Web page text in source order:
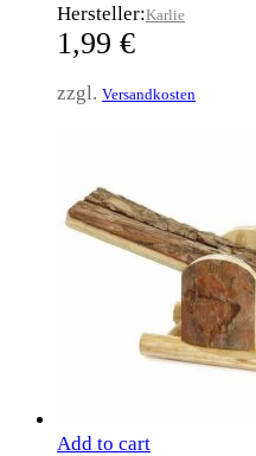
Hersteller:Karlie
1,99 €
zzgl. Versandkosten
Add to cart